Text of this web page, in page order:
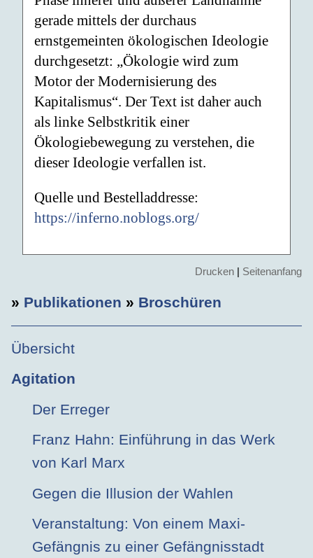
gerade mittels der durchaus
ernstgemeinten ökologischen Ideologie
durchgesetzt: „Ökologie wird zum
Motor der Modernisierung des
Kapitalismus“. Der Text ist daher auch
als linke Selbstkritik einer
Ökologiebewegung zu verstehen, die
dieser Ideologie verfallen ist.
Quelle und Bestelladdresse:
https://inferno.noblogs.org/
Drucken | Seitenanfang
» Publikationen » Broschüren
Übersicht
Agitation
Der Erreger
Franz Hahn: Einführung in das Werk
von Karl Marx
Gegen die Illusion der Wahlen
Veranstaltung: Von einem Maxi-
Gefängnis zu einer Gefängnisstadt